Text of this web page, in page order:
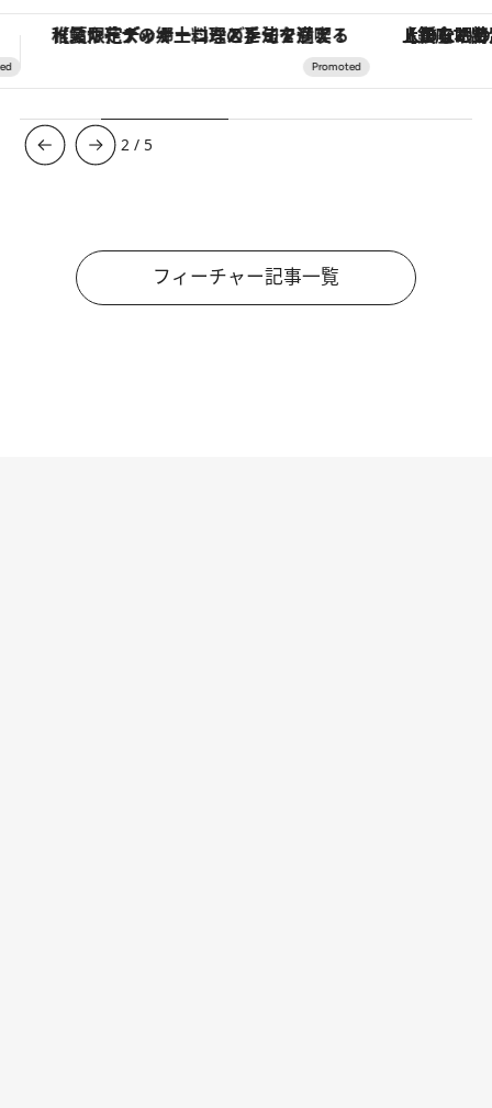
【銀座で出合う最旬美容】美髪ケアや上質な眠り…セルフケアのアップデートから、特別な名入れギフトまで。大人のための「ReFa GINZA」クルーズ
3 / 5
フィーチャー記事一覧